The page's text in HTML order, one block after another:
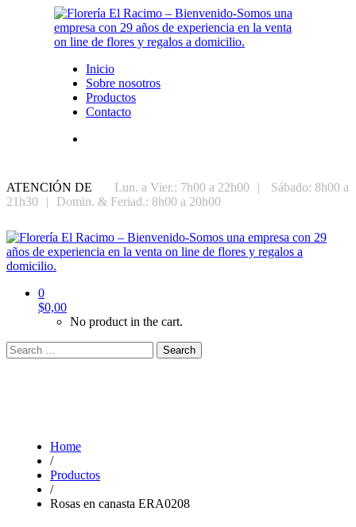
Inicio
Sobre nosotros
Productos
Contacto
ATENCIÓN DE Lun. a Vier.: 7h00 a 22h00 |
Sábado: 8h00 a
21h30
| Domin. & Feriad.: 8h00 a 20h00
0
$0,00
No product in the cart.
Search
Home
/
Productos
/
Rosas en canasta ERA0208